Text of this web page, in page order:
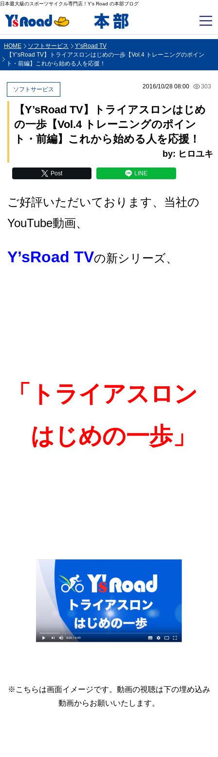
日本最大級のスポーツサイクル専門店！Y's Road の本部ブログ
HOME ソフトサービス
Y’sRoad TV
【Y’sRoad TV】トライアスロンはじめの一歩【Vol.4 トレーニングのポイン
ト・前編】これから始める人を応援！
2016/10/28 08:00 303
ソフトサービス
【Y’sRoad TV】トライアスロンはじめ
の一歩【Vol.4 トレーニングのポイン
ト・前編】これから始める人を応援！
by: ヒロユキ
Post LINE
ご好評いただいております、当社の
YouTube動画、
Y’sRoad TVの新シリーズ、
「トライアスロン
はじめの一歩」
※こちらは画面イメージです。動画の視聴は下の埋め込み
動画からお願いいたします。